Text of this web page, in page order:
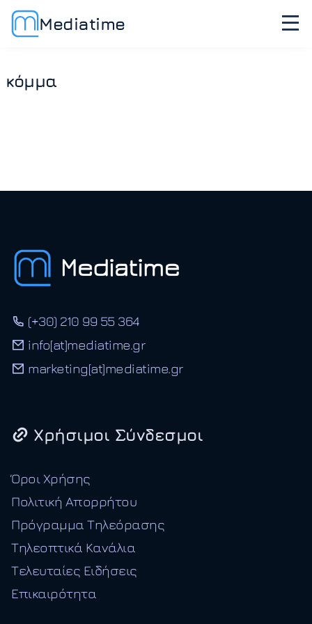
Mediatime
κόμμα
(+30) 210 99 55 364
info[at]mediatime.gr
marketing[at]mediatime.gr
Χρήσιμοι Σύνδεσμοι
Όροι Χρήσης
Πολιτική Απορρήτου
Πρόγραμμα Τηλεόρασης
Τηλεοπτικά Κανάλια
Τελευταίες Ειδήσεις
Επικαιρότητα